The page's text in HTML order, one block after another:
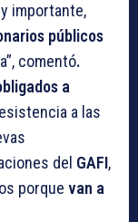
importante,
públicos
comentó.
a
a las
del GAFI,
porque van a